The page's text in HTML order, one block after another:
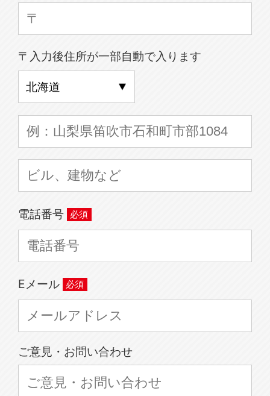
〒入力後住所が一部自動で入ります
電話番号
Eメール
ご意見・お問い合わせ